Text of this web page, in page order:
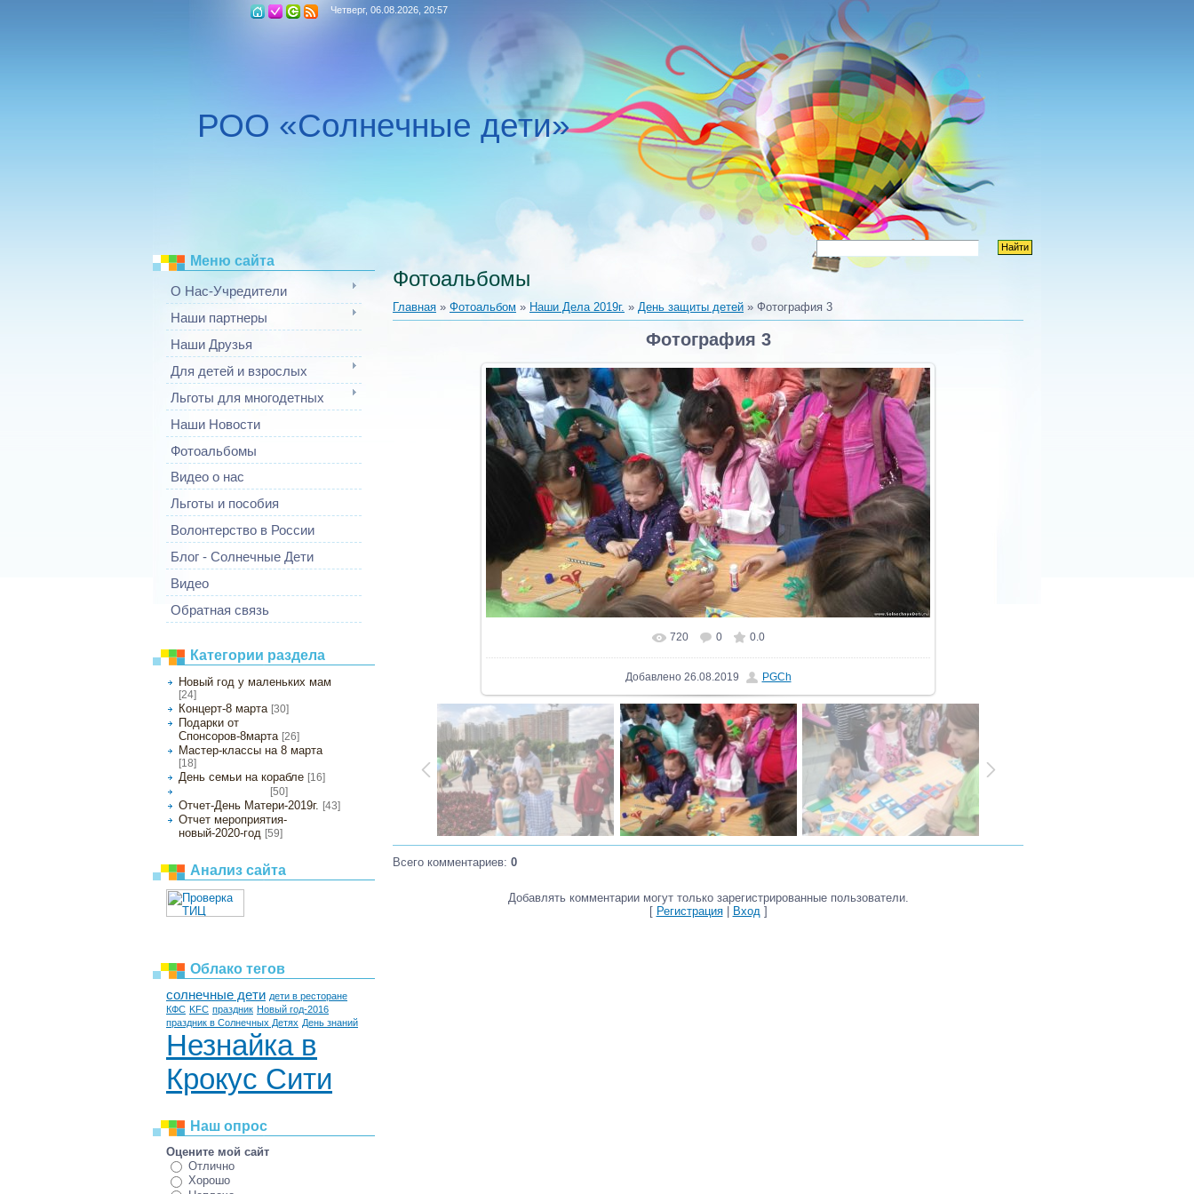
Четверг, 06.08.2026, 20:57
РОО «Солнечные дети»
Меню сайта
О Нас-Учредители
Наши партнеры
Наши Друзья
Для детей и взрослых
Льготы для многодетных
Наши Новости
Фотоальбомы
Видео о нас
Льготы и пособия
Волонтерство в России
Блог - Солнечные Дети
Видео
Обратная связь
Категории раздела
Новый год у маленьких мам
[24]
Концерт-8 марта [30]
Подарки от
Спонсоров-8марта [26]
Мастер-классы на 8 марта
[18]
День семьи на корабле [16]
[50]
Отчет-День Матери-2019г. [43]
Отчет мероприятия-
новый-2020-год [59]
Анализ сайта
Облако тегов
солнечные дети дети в ресторане
КФС KFC праздник Новый год-2016
праздник в Солнечных Детях День знаний
Незнайка в
Крокус Сити
Наш опрос
Оцените мой сайт
Отлично
Хорошо
Фотоальбомы
Главная » Фотоальбом » Наши Дела 2019г. » День защиты детей » Фотография 3
Фотография 3
В реальном размере 1280x719
720 0 0.0
Добавлено26.08.2019 PGCh
Всего комментариев: 0
Добавлять комментарии могут только зарегистрированные пользователи.
[ Регистрация| Вход]